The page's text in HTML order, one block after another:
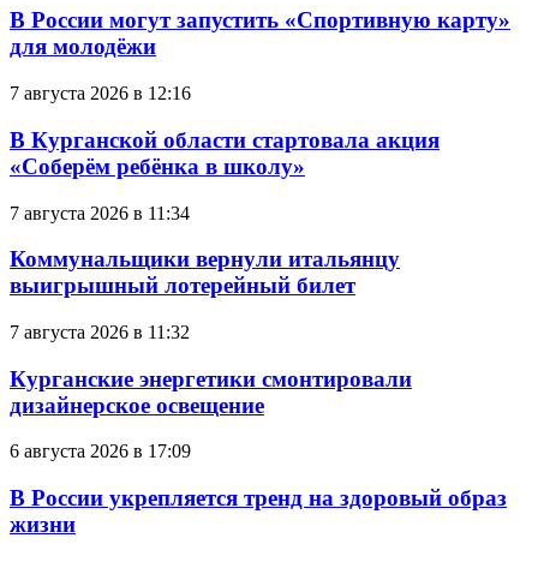
В России могут запустить «Спортивную карту»
для молодёжи
7 августа 2026 в 12:16
В Курганской области стартовала акция
«Соберём ребёнка в школу»
7 августа 2026 в 11:34
Коммунальщики вернули итальянцу
выигрышный лотерейный билет
7 августа 2026 в 11:32
Курганские энергетики смонтировали
дизайнерское освещение
6 августа 2026 в 17:09
В России укрепляется тренд на здоровый образ
жизни